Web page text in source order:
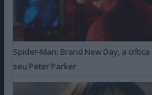
Spider-Man: Brand New Day, a
seu Peter Parker